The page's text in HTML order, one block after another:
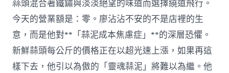
蒜頭混合著鐵鏽與淡淡絕望的味道而選擇繞道飛行。
今天的營業額是：零。廖沾沾不安的不是店裡的生
意，而是他對**「蒜泥成本焦慮症」**的深層恐懼。
新鮮蒜頭每公斤的價格正在以超光速上漲，如果再這
樣下去，他引以為傲的「靈魂蒜泥」將難以為繼。他